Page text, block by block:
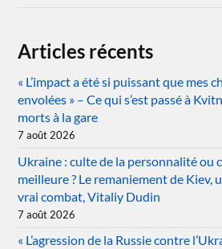
Articles récents
« L’impact a été si puissant que mes
envolées » – Ce qui s’est passé à
morts à la gare
7 août 2026
Ukraine : culte de la personnalité ou
meilleure ? Le remaniement de Kiev,
vrai combat, Vitaliy Dudin
7 août 2026
« L’agression de la Russie contre